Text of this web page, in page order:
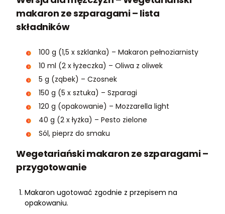
makaron ze szparagami – lista
składników
100 g (1,5 x szklanka) – Makaron pełnoziarnisty
10 ml (2 x łyżeczka) – Oliwa z oliwek
5 g (ząbek) – Czosnek
150 g (5 x sztuka) – Szparagi
120 g (opakowanie) – Mozzarella light
40 g (2 x łyżka) – Pesto zielone
Sól, pieprz do smaku
Wegetariański makaron ze szparagami –
przygotowanie
Makaron ugotować zgodnie z przepisem na
opakowaniu.